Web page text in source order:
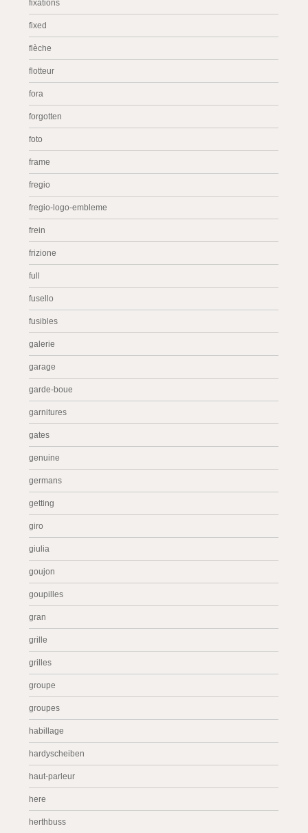
fixations
fixed
flèche
flotteur
fora
forgotten
foto
frame
fregio
fregio-logo-embleme
frein
frizione
full
fusello
fusibles
galerie
garage
garde-boue
garnitures
gates
genuine
germans
getting
giro
giulia
goujon
goupilles
gran
grille
grilles
groupe
groupes
habillage
hardyscheiben
haut-parleur
here
herthbuss